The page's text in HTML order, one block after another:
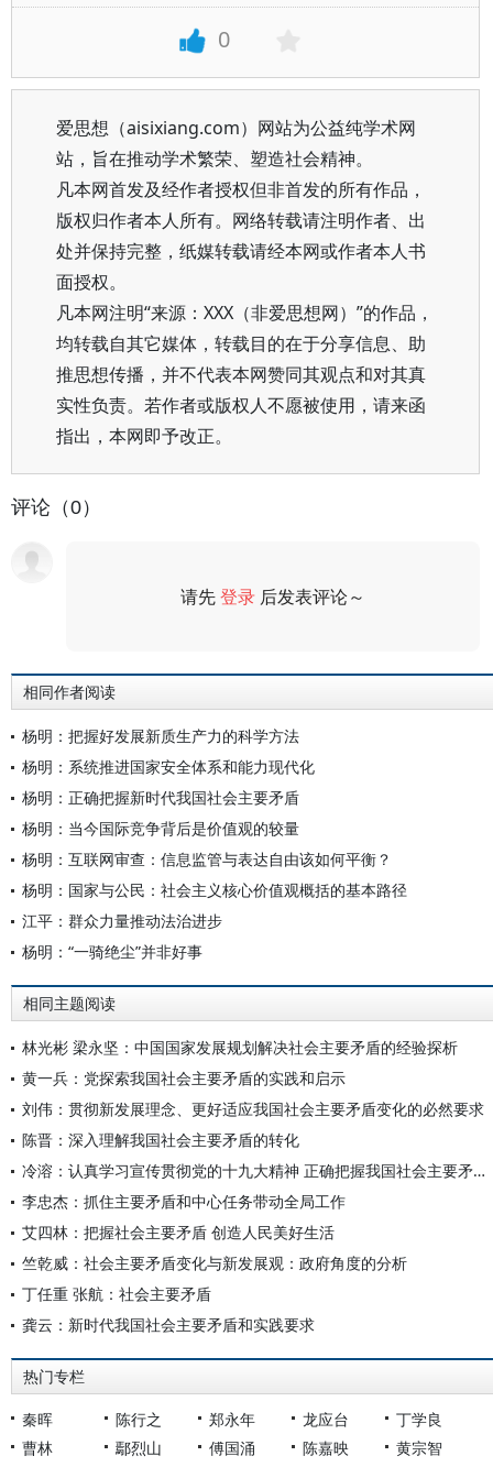
0
爱思想（aisixiang.com）网站为公益纯学术网
站，旨在推动学术繁荣、塑造社会精神。
凡本网首发及经作者授权但非首发的所有作品，
版权归作者本人所有。网络转载请注明作者、出
处并保持完整，纸媒转载请经本网或作者本人书
面授权。
凡本网注明“来源：XXX（非爱思想网）”的作品，
均转载自其它媒体，转载目的在于分享信息、助
推思想传播，并不代表本网赞同其观点和对其真
实性负责。若作者或版权人不愿被使用，请来函
指出，本网即予改正。
评论（0）
请先登录 后发表评论～
相同作者阅读
杨明：把握好发展新质生产力的科学方法
杨明：系统推进国家安全体系和能力现代化
杨明：正确把握新时代我国社会主要矛盾
杨明：当今国际竞争背后是价值观的较量
杨明：互联网审查：信息监管与表达自由该如何平衡？
杨明：国家与公民：社会主义核心价值观概括的基本路径
江平：群众力量推动法治进步
杨明：“一骑绝尘”并非好事
相同主题阅读
林光彬 梁永坚：中国国家发展规划解决社会主要矛盾的经验探析
黄一兵：党探索我国社会主要矛盾的实践和启示
刘伟：贯彻新发展理念、更好适应我国社会主要矛盾变化的必然要求
陈晋：深入理解我国社会主要矛盾的转化
冷溶：认真学习宣传贯彻党的十九大精神 正确把握我国社会主要矛盾的变化
李忠杰：抓住主要矛盾和中心任务带动全局工作
艾四林：把握社会主要矛盾 创造人民美好生活
竺乾威：社会主要矛盾变化与新发展观：政府角度的分析
丁任重 张航：社会主要矛盾
龚云：新时代我国社会主要矛盾和实践要求
热门专栏
秦晖 陈行之 郑永年 龙应台
丁学良
曹林
鄢烈山 傅国涌 陈嘉映
黄宗智